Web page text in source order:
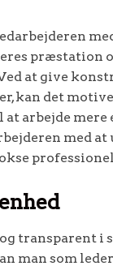
præstation
at give
kan det
at arbejde
med
transparent i
man som